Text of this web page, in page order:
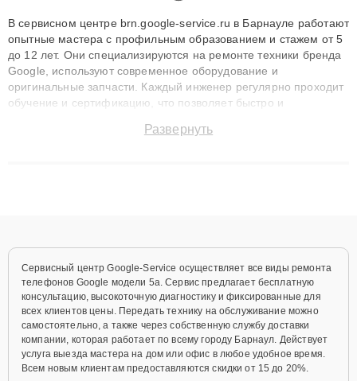
В сервисном центре brn.google-service.ru в Барнауле работают
опытные мастера с профильным образованием и стажем от 5
до 12 лет. Они специализируются на ремонте техники бренда
Google, используют современное оборудование и
оригинальные запчасти. Каждый инженер регулярно проходит
обучение и сертификацию, что позволяет быстро и
сохранением гарантии до 3 лет. Наши мастера решают
Развернуть
Сервисный центр Google-Service осуществляет все виды ремонта
телефонов Google модели 5a. Сервис предлагает бесплатную
консультацию, высокоточную диагностику и фиксированные для
всех клиентов цены. Передать технику на обслуживание можно
самостоятельно, а также через собственную службу доставки
компании, которая работает по всему городу Барнаул. Действует
услуга выезда мастера на дом или офис в любое удобное время.
Всем новым клиентам предоставляются скидки от 15 до 20%.